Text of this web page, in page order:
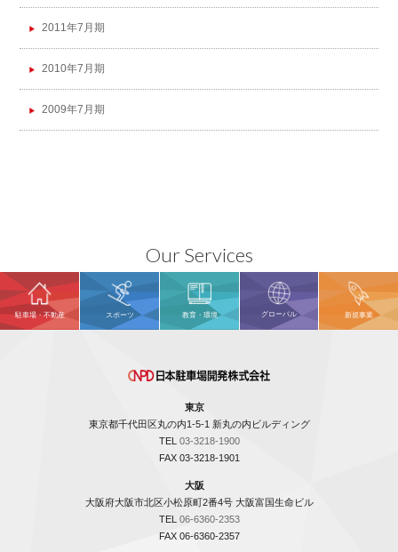
2011年7月期
2010年7月期
2009年7月期
Our Services
駐車場・不動産 スポーツ 教育・環境 グローバル 新規事業
東京
東京都千代田区丸の内1-5-1 新丸の内ビルディング
TEL 03-3218-1900
FAX 03-3218-1901
大阪
大阪府大阪市北区小松原町2番4号 大阪富国生命ビル
TEL 06-6360-2353
FAX 06-6360-2357